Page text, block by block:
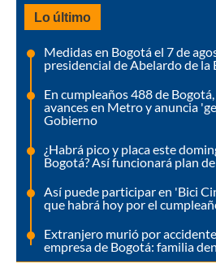
Lo último
Medidas en Bogotá el 7 de
presidencial de Abelardo de la
En cumpleaños 488 de
avances en Metro y anuncia
Gobierno
¿Habrá pico y placa este
Bogotá? Así funcionará plan
Así puede participar en 'Bici
que habrá hoy por el
Extranjero murió por
empresa de Bogotá: familia